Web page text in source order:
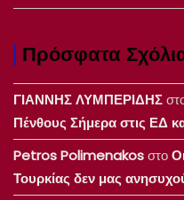
Πρόσφατα
ΓΙΑΝΝΗΣ ΛΥΜΠΕΡΙΔΗΣ
Πένθους Σήμερα στις ΕΔ
Petros Polimenakosστο
Τουρκίας δεν μας